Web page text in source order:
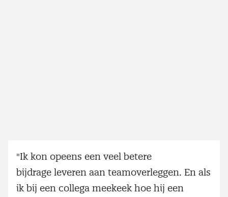
"Ik kon opeens een veel betere
bijdrage leveren aan teamoverleggen. En als
ik bij een collega meekeek hoe hij een